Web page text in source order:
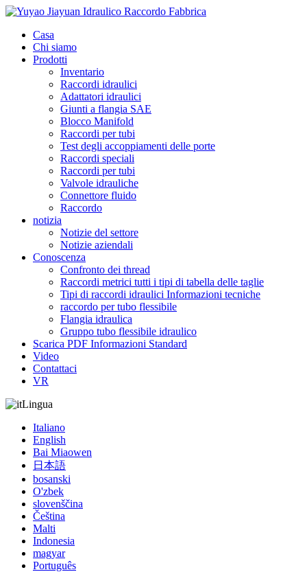
Casa
Chi siamo
Prodotti
Inventario
Raccordi idraulici
Adattatori idraulici
Giunti a flangia SAE
Blocco Manifold
Raccordi per tubi
Test degli accoppiamenti delle porte
Raccordi speciali
Raccordi per tubi
Valvole idrauliche
Connettore fluido
Raccordo
notizia
Notizie del settore
Notizie aziendali
Conoscenza
Confronto dei thread
Raccordi metrici tutti i tipi di tabella delle taglie
Tipi di raccordi idraulici Informazioni tecniche
raccordo per tubo flessibile
Flangia idraulica
Gruppo tubo flessibile idraulico
Scarica PDF Informazioni Standard
Video
Contattaci
VR
Lingua
Italiano
English
Bai Miaowen
日本語
bosanski
O'zbek
slovenščina
Čeština
Malti
Indonesia
magyar
Português